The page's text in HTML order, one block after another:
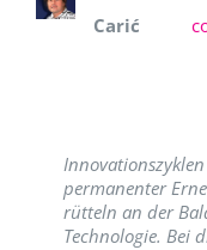
Carić
permanenter
rütteln an der
Technologie. Bei